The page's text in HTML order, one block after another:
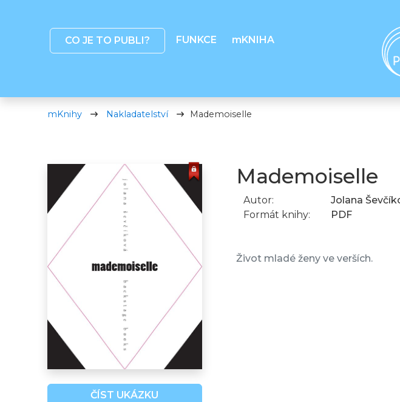
CO JE TO PUBLI? FUNKCE mKNIHA
mKnihy Nakladatelství Mademoiselle
ČÍST UKÁZKU
Mademoiselle
Autor:
Jolana
Formát knihy:
PDF
Život mladé ženy ve verších.